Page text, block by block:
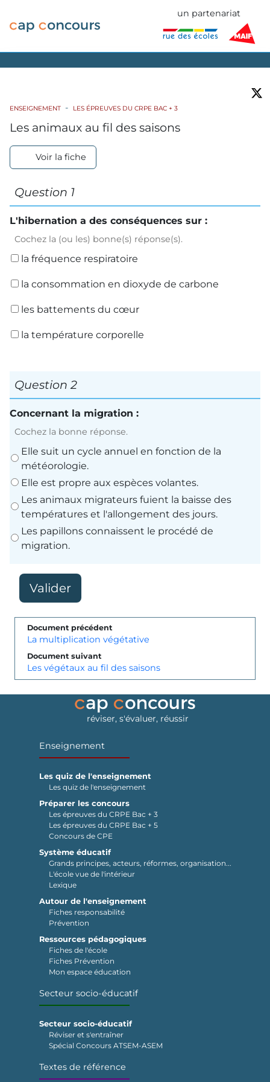
un partenariat
ENSEIGNEMENT LES ÉPREUVES DU CRPE BAC + 3
Les animaux au fil des saisons
Voir la fiche
Question 1
L'hibernation a des conséquences sur :
Cochez la (ou les) bonne(s) réponse(s).
la fréquence respiratoire
la consommation en dioxyde de carbone
les battements du cœur
la température corporelle
Question 2
Concernant la migration :
Cochez la bonne réponse.
Elle suit un cycle annuel en fonction de la
météorologie.
Elle est propre aux espèces volantes.
Les animaux migrateurs fuient la baisse des
températures et l'allongement des jours.
Les papillons connaissent le procédé de
migration.
Document précédent
La multiplication végétative
Document suivant
Les végétaux au fil des saisons
réviser, s'évaluer, réussir
Enseignement
Les quiz de l'enseignement
Les quiz de l'enseignement
Préparer les concours
Les épreuves du CRPE Bac + 3
Les épreuves du CRPE Bac + 5
Concours de CPE
Système éducatif
Grands principes, acteurs, réformes, organisation...
L'école vue de l'intérieur
Lexique
Autour de l'enseignement
Fiches responsabilité
Prévention
Ressources pédagogiques
Fiches de l'école
Fiches Prévention
Mon espace éducation
Secteur socio-éducatif
Secteur socio-éducatif
Réviser et s'entraîner
Spécial Concours ATSEM-ASEM
Textes de référence